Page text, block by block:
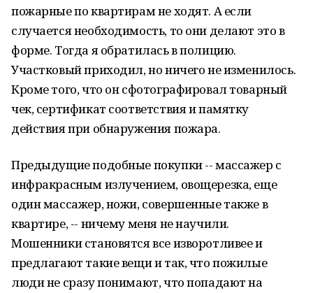
пожарные по квартирам не ходят. А если
случается необходимость, то они делают это в
форме. Тогда я обратилась в полицию.
Участковый приходил, но ничего не изменилось.
Кроме того, что он сфотографировал товарный
чек, сертификат соответствия и памятку
действия при обнаружения пожара.
Предыдущие подобные покупки -- массажер с
инфракрасным излучением, овощерезка, еще
один массажер, ножи, совершенные также в
квартире, -- ничему меня не научили.
Мошенники становятся все изворотливее и
предлагают такие вещи и так, что пожилые
люди не сразу понимают, что попадают на